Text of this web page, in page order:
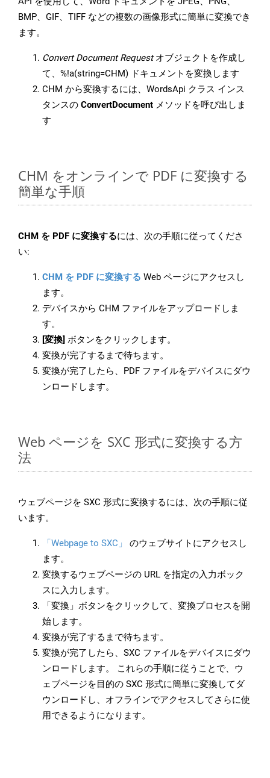
BMP、GIF、TIFF などの複数の画像形式に簡単に変換でき
ます。
Convert Document Requestオブジェクトを作成し
て、%!a(string=CHM) ドキュメントを変換します
CHM から変換するには、WordsApi クラス インス
タンスの ConvertDocument メソッドを呼び出しま
す
CHM をオンラインで PDF に変換する
簡単な手順
CHM を PDF に変換するには、次の手順に従ってくださ
い:
CHM を PDF に変換する Web ページにアクセスし
ます。
デバイスから CHM ファイルをアップロードしま
す。
[変換] ボタンをクリックします。
変換が完了するまで待ちます。
変換が完了したら、PDF ファイルをデバイスにダウ
ンロードします。
Web ページを SXC 形式に変換する方
法
ウェブページを SXC 形式に変換するには、次の手順に従
います。
「Webpage to SXC」
のウェブサイトにアクセスし
ます。
変換するウェブページの URL を指定の入力ボック
スに入力します。
「変換」ボタンをクリックして、変換プロセスを開
始します。
変換が完了するまで待ちます。
変換が完了したら、SXC ファイルをデバイスにダウ
ンロードします。 これらの手順に従うことで、ウ
ェブページを目的の SXC 形式に簡単に変換してダ
ウンロードし、オフラインでアクセスしてさらに使
用できるようになります。